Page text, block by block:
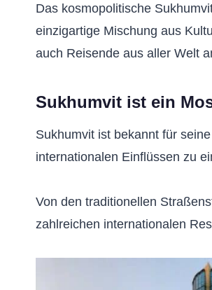
Das kosmopolitische
einzigartige Mischung aus
auch Reisende aus aller Welt
Sukhumvit ist ein
Sukhumvit ist bekannt für
internationalen Einflüssen zu
Von den traditionellen
zahlreichen internationalen